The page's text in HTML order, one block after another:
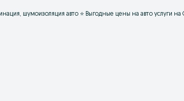
шумоизоляция авто ⭐ Выгодные цены на авто услуги на